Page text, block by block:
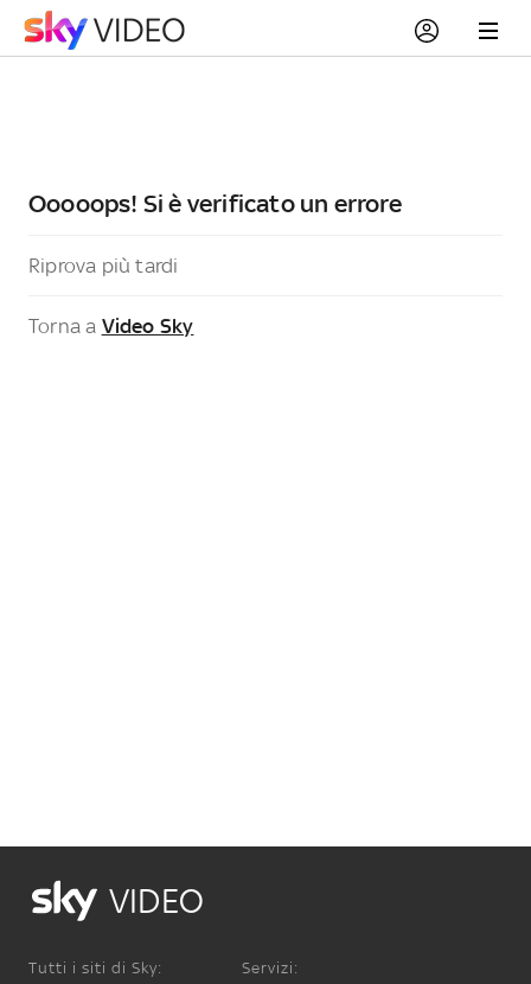
Ooooops! Si è verificato un errore
Riprova più tardi
Torna a Video Sky
VIDEO
Tutti i siti di Sky: Servizi: